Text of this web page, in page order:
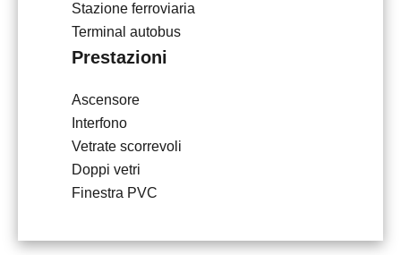
Stazione ferroviaria
Terminal autobus
Prestazioni
Ascensore
Interfono
Vetrate scorrevoli
Doppi vetri
Finestra PVC